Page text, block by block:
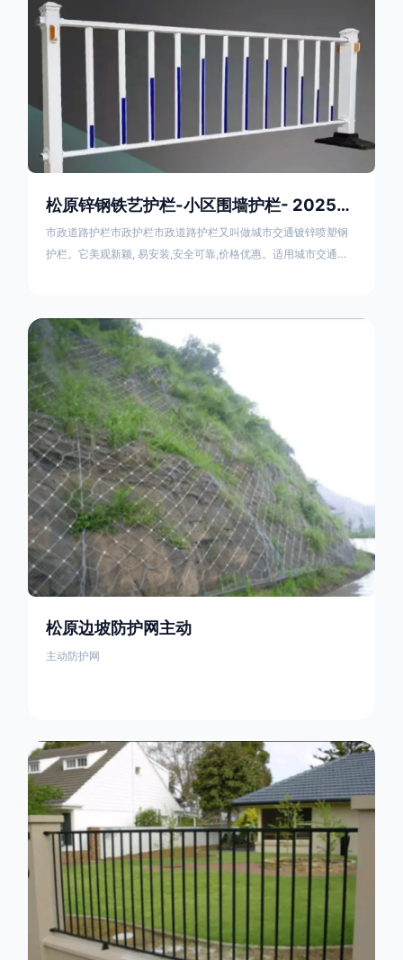
松原锌钢铁艺护栏-小区围墙护栏- 2025年17631598285新报价
市政道路护栏市政护栏市政道路护栏又叫做城市交通镀锌喷塑钢
护栏。它美观新颖, 易安装,安全可靠,价格优惠。适用城市交通要
隔离栏，市政道路隔离护栏，人行道路护栏，机动与非机动隔离
护栏、道路中心隔离护栏、带广告牌道路隔离护栏、河道安全护
栏、草坪花坛护栏等市政道路隔离护栏规格齐全、品种多，可以
任
松原边坡防护网主动
主动防护网